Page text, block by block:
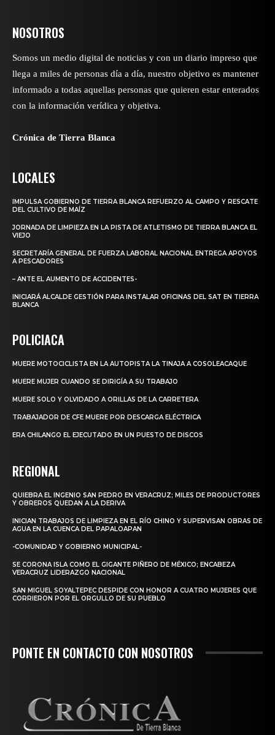
NOSOTROS
Somos un medio digital de noticias y con un diario impreso que
llega a miles de personas día a día, nuestro objetivo es mantener
informado a todas aquellas personas que quieren estar enterados
con la información verídica y objetiva.
Crónica de Tierra Blanca
LOCALES
IMPULSA GOBIERNO DE TIERRA BLANCA REFUERZO AL CAMPO Y RESCATE
DEL CULTIVO DE MAÍZ
JORNADA DE LIMPIEZA EN LA PISTA DE ATLETISMO DE TIERRA BLANCA EL
VIEJO
SECRETARÍA GENERAL DE FUERZA LABORAL NACIONAL ENTREGA APOYOS
A PESCADORES
– ANTE EL AUMENTO DE ACCIDENTES-
INICIARÁ ALCALDE GESTIÓN PARA INSTALAR OFICINAS DEL SAT EN TIERRA
BLANCA
POLICIACA
MUERE MOTOCICLISTA EN LA AUTOPISTA LA TINAJA A COSOLEACAQUE
MUERE MUJER CUANDO SE DIRIGÍA A SU TRABAJO
MUERE SOLO Y OLVIDADO A ORILLAS DE LA CARRETERA
TRABAJADOR DE CFE MUERE POR DESCARGA ELÉCTRICA
ERA CHILANGO EL EJECUTADO EN UN PUESTO DE DISCOS
REGIONAL
QUIEBRA EL INGENIO SAN PEDRO EN VERACRUZ; MILES DE PRODUCTORES
Y OBREROS QUEDAN A LA DERIVA
INICIAN TRABAJOS DE LIMPIEZA EN EL RÍO CHINO Y SUPERVISAN OBRAS DE
AGUA EN LA CUENCA DEL PAPALOAPAN
-COMUNIDAD Y GOBIERNO MUNICIPAL-
SE CORONA ISLA COMO EL GIGANTE PIÑERO DE MÉXICO; ENCABEZA
VERACRUZ LIDERAZGO NACIONAL
SAN MIGUEL SOYALTEPEC DESPIDE CON HONOR A CUATRO MUJERES QUE
CORRIERON POR EL ORGULLO DE SU PUEBLO
PONTE EN CONTACTO CON NOSOTROS